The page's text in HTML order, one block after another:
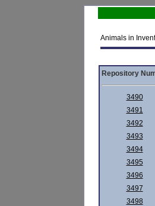
Animals in
Repository
3490
3491
3492
3493
3494
3495
3496
3497
3498